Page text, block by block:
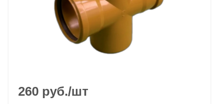
260 руб./шт